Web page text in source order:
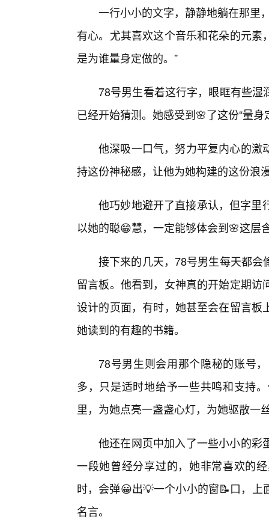
一行小小的文字，静静地躺在那里
有心。尤其喜欢这个音乐和花朵的元
是为谁量身定做的。”
78号男生看着这行字，眼眶有些
已经开始猜测。她感受到🌸了这份“量身
他深吸一口气，努力平复内心的激
持这份神秘感，让他为她构建的这份浪
他巧妙地避开了直接承认，但字里
以她的聪😁慧，一定能够体会到🌸这层
接下来的几天，78号男生每天都
留言板。他看到，女神真的开始定期
设计的页面，有时，她甚至会在留言
她读到的有趣的书籍。
78号男生则会用那个隐秘的账号
多，只是适时地给予一些共鸣和支持
里，为她点亮一盏盏心灯，为她驱散一
他还在网页中加入了一些小小的彩
一段她曾经分享过的，她非常喜欢的
时，会弹😀出💡一个小小的窗📝口，
名言。